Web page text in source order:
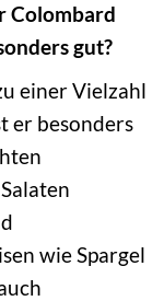
Colombard
gut?
einer Vielzahl
er besonders
wie Spargel